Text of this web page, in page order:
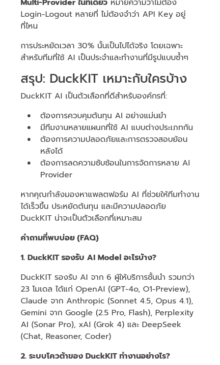
Multi-Provider ในที่เดียว หมายความว่าไม่ต้อง
Login-Logout หลายที่ ไม่ต้องจำว่า API Key อยู่
ที่ไหน
การประหยัดเวลา 30% นั้นเป็นไปได้จริง โดยเฉพาะ
สำหรับทีมที่ใช้ AI เป็นประจำและทำงานที่มีรูปแบบซ้ำๆ
สรุป: DuckKIT เหมาะกับใครบ้าง
DuckKIT AI เป็นตัวเลือกที่ดีสำหรับองค์กรที่:
ต้องการควบคุมต้นทุน AI อย่างแม่นยำ
มีทีมงานหลายแผนกที่ใช้ AI แบบต่างประเภทกัน
ต้องการความปลอดภัยและการตรวจสอบย้อน
หลังได้
ต้องการลดความซับซ้อนในการจัดการหลาย AI
Provider
หากคุณกำลังมองหาแพลตฟอร์ม AI ที่ช่วยให้ทีมทำงาน
ได้เร็วขึ้น ประหยัดต้นทุน และมีความปลอดภัย
DuckKIT น่าจะเป็นตัวเลือกที่เหมาะสม
คำถามที่พบบ่อย (FAQ)
1. DuckKIT รองรับ AI Model อะไรบ้าง?
DuckKIT รองรับ AI จาก 6 ผู้ให้บริการชั้นนำ รวมกว่า
23 โมเดล ได้แก่ OpenAI (GPT-4o, O1-Preview),
Claude จาก Anthropic (Sonnet 4.5, Opus 4.1),
Gemini จาก Google (2.5 Pro, Flash), Perplexity
AI (Sonar Pro), xAI (Grok 4) และ DeepSeek
(Chat, Reasoner, Coder)
2. ระบบโควต้าของ DuckKIT ทำงานอย่างไร?